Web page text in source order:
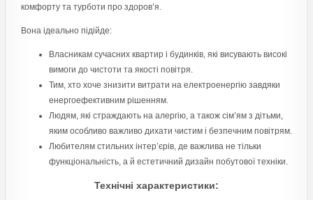
комфорту та турботи про здоров’я.
Вона ідеально підійде:
Власникам сучасних квартир і будинків, які висувають високі
вимоги до чистоти та якості повітря.
Тим, хто хоче знизити витрати на електроенергію завдяки
енергоефективним рішенням.
Людям, які страждають на алергію, а також сім’ям з дітьми,
яким особливо важливо дихати чистим і безпечним повітрям.
Любителям стильних інтер’єрів, де важлива не тільки
функціональність, а й естетичний дизайн побутової техніки.
Технічні характеристики: